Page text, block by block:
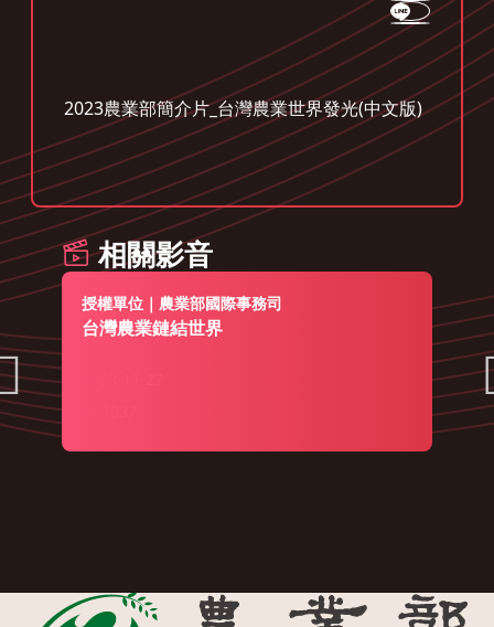
2023農業部簡介片_台灣農業世界發光(中文版)
相關影音
授權單位｜農業部國際事務司
台灣農業鏈結世界